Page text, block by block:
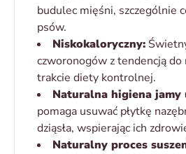
budulec mięśni, szczególnie
psów.
Niskokaloryczny:
czworonogów z tendencją
trakcie diety kontrolnej.
Naturalna higiena jamy
pomaga usuwać płytkę
dziąsła, wspierając ich
Naturalny proces